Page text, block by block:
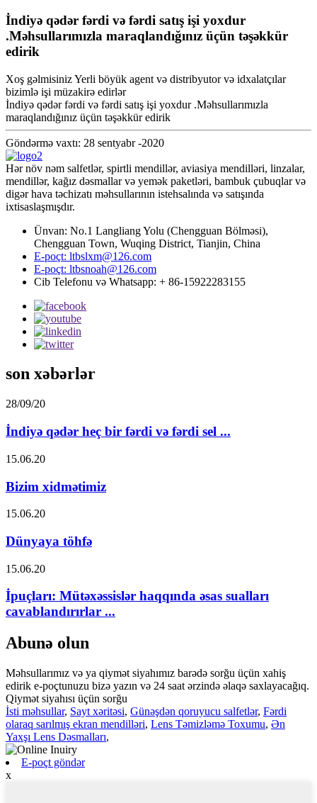
İndiyə qədər fərdi və fərdi satış işi yoxdur
.Məhsullarımızla maraqlandığınız üçün təşəkkür
edirik
Xoş gəlmisiniz Yerli böyük agent və distribyutor və idxalatçılar
bizimlə işi müzakirə edirlər
İndiyə qədər fərdi və fərdi satış işi yoxdur .Məhsullarımızla
maraqlandığınız üçün təşəkkür edirik
Göndərmə vaxtı: 28 sentyabr -2020
Hər növ nəm salfetlər, spirtli mendillər, aviasiya mendilləri, linzalar,
mendillər, kağız dəsmallar və yemək paketləri, bambuk çubuqlar və
digər hava təchizatı məhsullarının istehsalında və satışında
ixtisaslaşmışdır.
Ünvan: No.1 Langliang Yolu (Chengguan Bölməsi),
Chengguan Town, Wuqing District, Tianjin, China
E-poçt: ltbslxm@126.com
E-poçt: ltbsnoah@126.com
Cib Telefonu və Whatsapp: + 86-15922283155
son xəbərlər
28/09/20
İndiyə qədər heç bir fərdi və fərdi sel ...
15.06.20
Bizim xidmətimiz
15.06.20
Dünyaya töhfə
15.06.20
İpuçları: Mütəxəssislər haqqında əsas sualları
cavablandırırlar ...
Abunə olun
Məhsullarımız və ya qiymət siyahımız barədə sorğu üçün xahiş
edirik e-poçtunuzu bizə yazın və 24 saat ərzində əlaqə saxlayacağıq.
Qiymət siyahısı üçün sorğu
İsti məhsullar, Sayt xəritəsi, Günəşdən qoruyucu salfetlər, Fərdi
olaraq sarılmış ekran mendilləri, Lens Təmizləmə Toxumu, Ən
Yaxşı Lens Dəsmalları,
E-poçt göndər
x